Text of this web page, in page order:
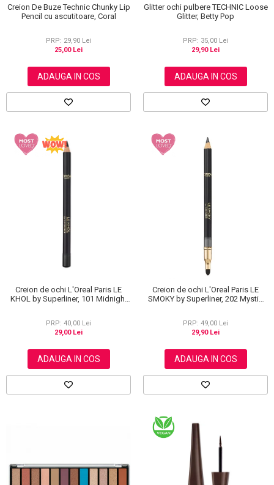
Creion De Buze Technic Chunky Lip
Pencil cu ascutitoare, Coral
PRP: 29,90 Lei
25,00 Lei
ADAUGA IN COS
Glitter ochi pulbere TECHNIC Loose
Glitter, Betty Pop
PRP: 35,00 Lei
29,90 Lei
ADAUGA IN COS
Creion de ochi L'Oreal Paris LE
KHOL by Superliner, 101 Midnight
PRP: 40,00 Lei
29,00 Lei
ADAUGA IN COS
Creion de ochi L'Oreal Paris LE
SMOKY by Superliner, 202 Mystic
PRP: 49,00 Lei
29,90 Lei
ADAUGA IN COS